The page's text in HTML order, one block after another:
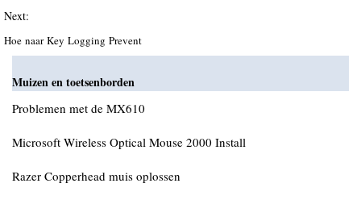
Next:
Hoe naar Key Logging Prevent
Muizen en toetsenborden
Problemen met de MX610
Microsoft Wireless Optical Mouse 2000 Install
Razer Copperhead muis oplossen